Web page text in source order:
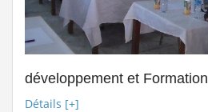
développement et Formation
Détails [+]